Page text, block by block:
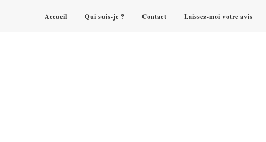
Accueil Qui suis-je ? Contact Laissez-moi votre avis